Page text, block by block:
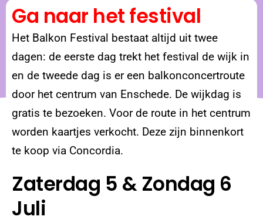
Ga naar het festival
Het Balkon Festival bestaat altijd uit twee
dagen: de eerste dag trekt het festival de wijk in
en de tweede dag is er een balkonconcertroute
door het centrum van Enschede. De wijkdag is
gratis te bezoeken. Voor de route in het centrum
worden kaartjes verkocht. Deze zijn binnenkort
te koop via Concordia.
Zaterdag 5 & Zondag 6
Juli